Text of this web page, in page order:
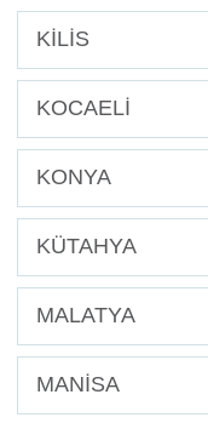
KİLİS
KOCAELİ
KONYA
KÜTAHYA
MALATYA
MANİSA